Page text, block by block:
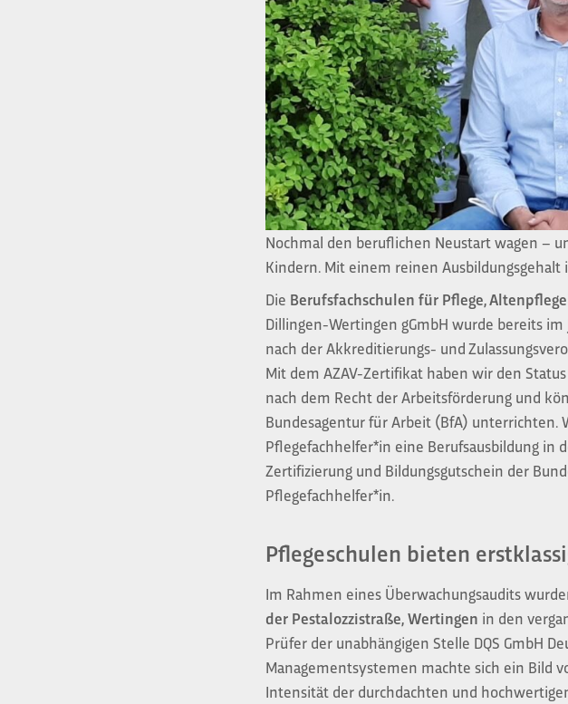
Nochmal den beruflichen Neustart wagen –
Kindern. Mit einem reinen
Die Berufsfachschulen für Pflege,
Dillingen-Wertingen gGmbH wurde bereits im
nach der Akkreditierungs- und
Mit dem AZAV-Zertifikat haben wir den
nach dem Recht der Arbeitsförderung und
Bundesagentur für Arbeit (BfA) unterrichten.
Pflegefachhelfer*in eine Berufsausbildung in
Zertifizierung und Bildungsgutschein der
Pflegefachhelfer*in.
Pflegeschulen bieten
Im Rahmen eines Überwachungsaudits
der Pestalozzistraße,Wertingen in den
Prüfer der unabhängigen Stelle DQS GmbH
Managementsystemen machte sich ein Bild
Intensität der durchdachten und